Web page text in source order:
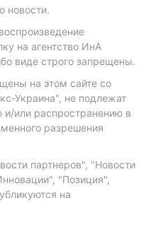
новости.
на агентство ИнА
виде строго запрещены.
на этом сайте со
Украина", не подлежат
или распространению в
разрешения
партнеров", "Новости
"Позиция",
на